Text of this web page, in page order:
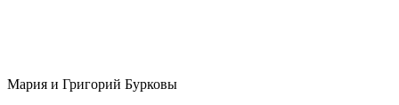
Мария и Григорий Бурковы